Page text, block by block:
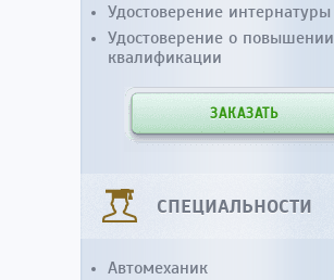
Удостоверение интернатуры
Удостоверение о повышении
квалификации
ЗАКАЗАТЬ
СПЕЦИАЛЬНОСТИ
Автомеханик